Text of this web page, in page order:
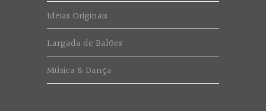
Ideias Originais
Largada de Balões
Música & Dança